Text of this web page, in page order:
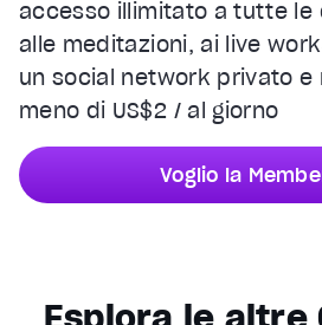
accesso illimitato a tutte le
alle meditazioni, ai live
un social network privato
meno di US$2 / al giorno
Voglio la